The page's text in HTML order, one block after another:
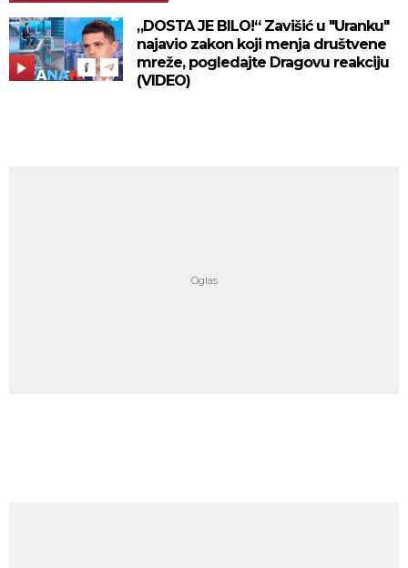
„DOSTA JE BILO!“ Zavišić u "Uranku"
najavio zakon koji menja društvene
mreže, pogledajte Dragovu reakciju
(VIDEO)